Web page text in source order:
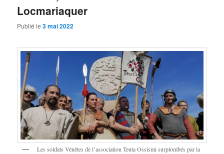
Locmariaquer
Publié le3 mai 2022
Les soldats Vénètes de l’association Teuta Ossismi surplombés par la